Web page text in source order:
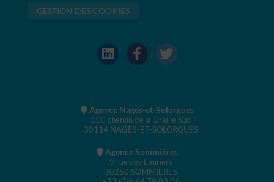
GESTION DES COOKIES
Agence Nages-et-Solorgues
100 chemin de la Draille Sud
30114 NAGES-ET-SOLORGUES
Agence Sommières
9 rue des Lauriers
30250 SOMMIERES